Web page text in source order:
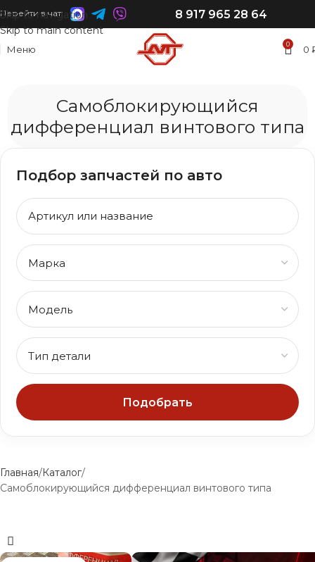
Skip to navigation
Skip to main content
Перейти в чат: 8 917 965 28 64
Меню 0 0
Самоблокирующийся
дифференциал винтового типа
Подбор запчастей по авто
Подобрать
Главная Каталог
Самоблокирующийся дифференциал винтового типа